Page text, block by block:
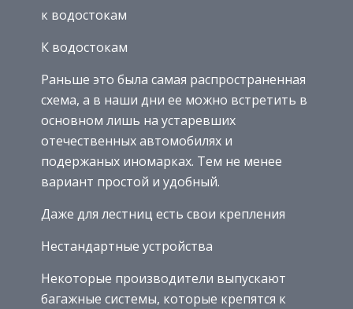
к водостокам
К водостокам
Раньше это была самая распространенная
схема, а в наши дни ее можно встретить в
основном лишь на устаревших
отечественных автомобилях и
подержаных иномарках. Тем не менее
вариант простой и удобный.
Даже для лестниц есть свои крепления
Нестандартные устройства
Некоторые производители выпускают
багажные системы, которые крепятся к